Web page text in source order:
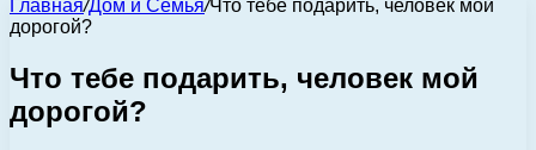
Главная/Дом и Семья/Что тебе подарить, человек мой
дорогой?
Что тебе подарить, человек мой
дорогой?